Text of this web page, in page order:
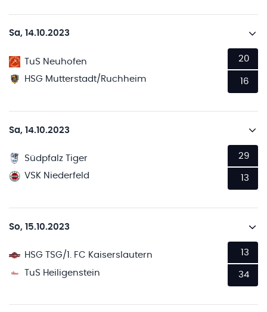
Sa, 14.10.2023
TuS Neuhofen
HSG Mutterstadt/Ruchheim
20
16
Sa, 14.10.2023
Südpfalz Tiger
VSK Niederfeld
29
13
So, 15.10.2023
HSG TSG/1. FC Kaiserslautern
TuS Heiligenstein
13
34